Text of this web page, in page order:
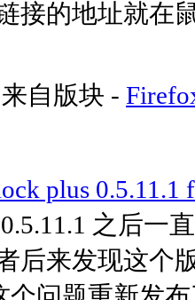
接的地址就在
来自版块 -
plus 0.5.11.1
之后一
后来发现这个